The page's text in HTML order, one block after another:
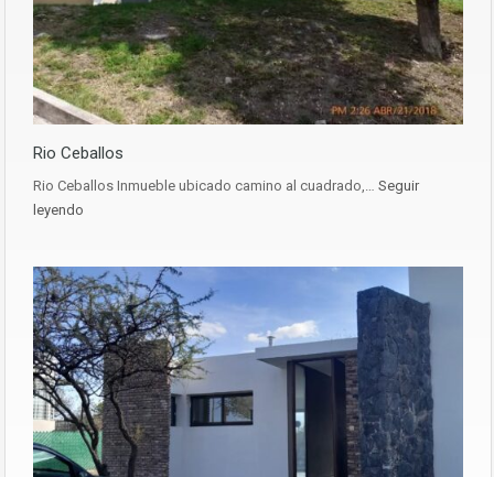
Rio Ceballos
Rio Ceballos Inmueble ubicado camino al cuadrado,… Seguir
leyendo